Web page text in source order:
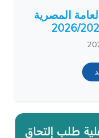
المصرية